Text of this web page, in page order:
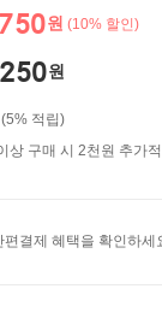
원 (10% 할인)
원
적립)
상 구매 시 2천원 추가
편결제 혜택을 확인하세